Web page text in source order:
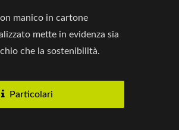
manico in cartone
mette in evidenza sia
che la sostenibilità.
Particolari